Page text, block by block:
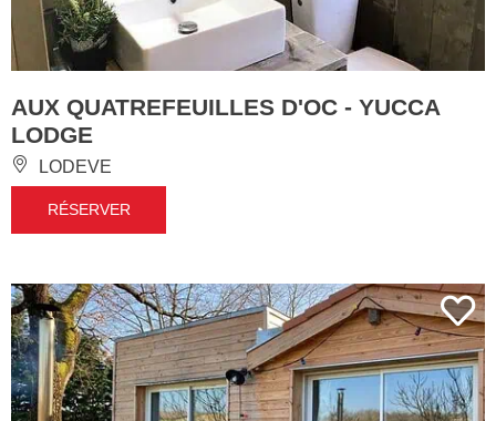
AUX QUATREFEUILLES D'OC - YUCCA
LODGE
LODEVE
RÉSERVER